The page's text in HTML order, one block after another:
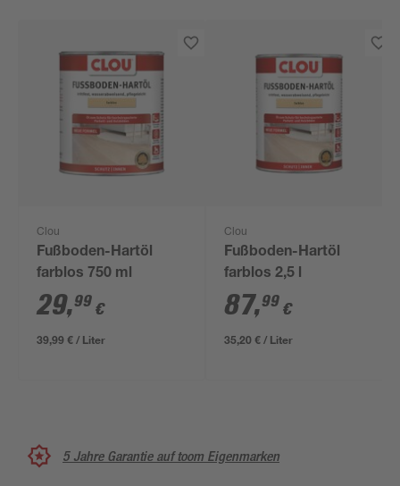
Clou
Fußboden-Hartöl
farblos 750 ml
29,99 €
39,99 € / Liter
Clou
Fußboden-Hartöl
farblos 2,5 l
87,99 €
35,20 € / Liter
5 Jahre Garantie auf toom Eigenmarken